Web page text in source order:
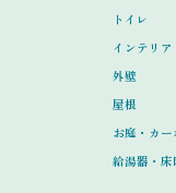
トイレ
インテリア
外壁
屋根
お庭・カー
給湯器・床